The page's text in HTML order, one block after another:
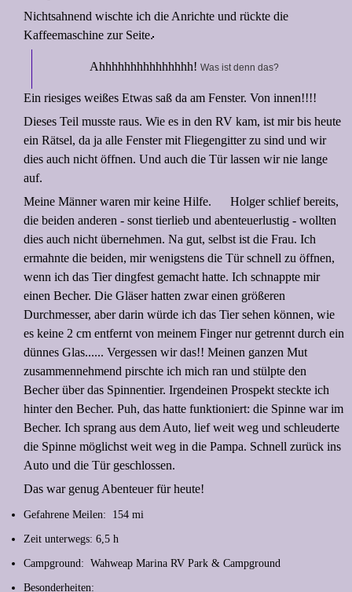
Nichtsahnend wischte ich die Anrichte und rückte die
Kaffeemaschine zur Seite.
Ahhhhhhhhhhhhhhh! Was ist denn das?
Ein riesiges weißes Etwas saß da am Fenster. Von innen!!!!
Dieses Teil musste raus. Wie es in den RV kam, ist mir bis heute
ein Rätsel, da ja alle Fenster mit Fliegengitter zu sind und wir
dies auch nicht öffnen. Und auch die Tür lassen wir nie lange
auf.
Meine Männer waren mir keine Hilfe.
Holger schlief bereits,
die beiden anderen - sonst tierlieb und abenteuerlustig - wollten
dies auch nicht übernehmen. Na gut, selbst ist die Frau. Ich
ermahnte die beiden, mir wenigstens die Tür schnell zu öffnen,
wenn ich das Tier dingfest gemacht hatte. Ich schnappte mir
einen Becher. Die Gläser hatten zwar einen größeren
Durchmesser, aber darin würde ich das Tier sehen können, wie
es keine 2 cm entfernt von meinem Finger nur getrennt durch ein
dünnes Glas...... Vergessen wir das!! Meinen ganzen Mut
zusammennehmend pirschte ich mich ran und stülpte den
Becher über das Spinnentier. Irgendeinen Prospekt steckte ich
hinter den Becher. Puh, das hatte funktioniert: die Spinne war im
Becher. Ich sprang aus dem Auto, lief weit weg und schleuderte
die Spinne möglichst weit weg in die Pampa. Schnell zurück ins
Auto und die Tür geschlossen.
Das war genug Abenteuer für heute!
Gefahrene Meilen: 154 mi
Zeit unterwegs: 6,5 h
Campground: Wahweap Marina RV Park & Campground
Besonderheiten: